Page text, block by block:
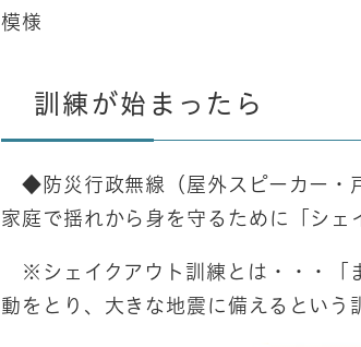
模様
訓練が始まったら
◆防災行政無線（屋外スピーカー・
家庭で揺れから身を守るために「シェ
※シェイクアウト訓練とは・・・「
動をとり、大きな地震に備えるという